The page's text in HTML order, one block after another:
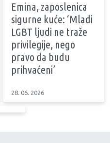
Emina, zaposlenica
sigurne kuće: ‘Mladi
LGBT ljudi ne traže
privilegije, nego
pravo da budu
prihvaćeni’
28. 06. 2026